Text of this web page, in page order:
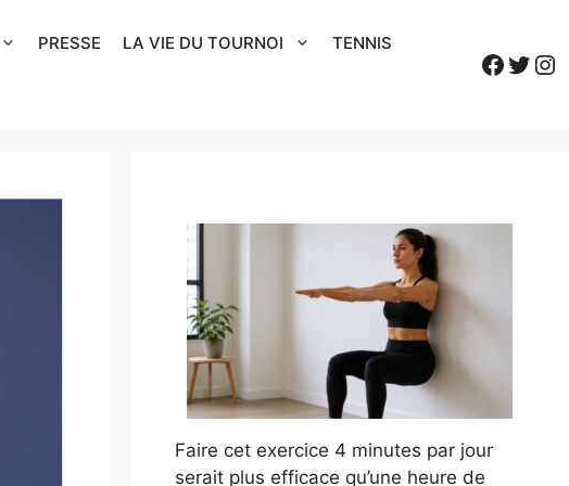
PRESSE LA VIE DU TOURNOI TENNIS
Faire cet exercice 4 minutes par jour
serait plus efficace qu’une heure de